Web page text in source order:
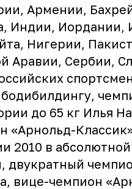
Армении,
Индии, Иордании,
Нигерии,
Аравии, Сербии,
до 65 кг Илья
«Арнольд-
2010 в абсолютной
двукратный
вице-чемпион